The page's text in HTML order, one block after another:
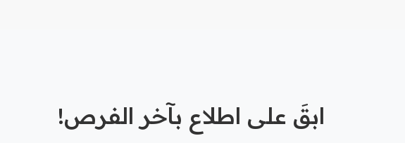
ابقَ على اطلاع بآخر الفرص!